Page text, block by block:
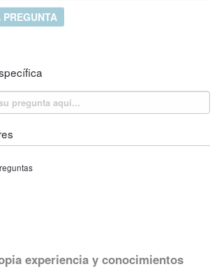
PREGUNTA
experiencia y conocimientos